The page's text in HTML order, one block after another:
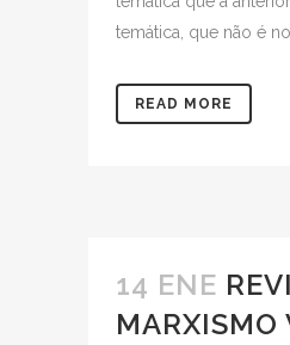
temática, que não é
READ MORE
14 ENE
MARXISMO